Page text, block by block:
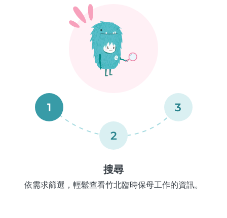
1
2
3
搜尋
依需求篩選，輕鬆查看竹北臨時保母工作的資訊。